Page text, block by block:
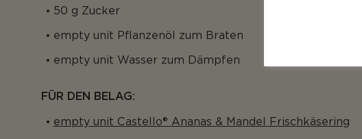
50 g Zucker
empty unit Pflanzenöl zum Braten
empty unit Wasser zum Dämpfen
FÜR DEN BELAG:
empty unit Castello® Ananas & Mandel Frischkäsering